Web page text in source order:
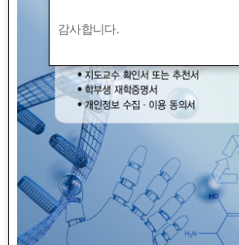
967 2023
965 2023
964 2023
2023
감사합니다.